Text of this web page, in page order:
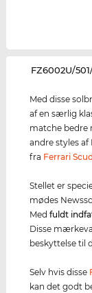
‌FZ6002U/
Med disse
af en særlig
matche bedre
andre styles
fra Ferrari
Stellet er
mødes
Medfuldt
Disse
beskyttelse til
Selv hvis disse
kan det godt